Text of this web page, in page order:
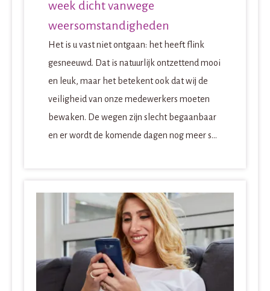
week dicht vanwege
weersomstandigheden
Het is u vast niet ontgaan: het heeft flink
gesneeuwd. Dat is natuurlijk ontzettend mooi
en leuk, maar het betekent ook dat wij de
veiligheid van onze medewerkers moeten
bewaken. De wegen zijn slecht begaanbaar
en er wordt de komende dagen nog meer s...